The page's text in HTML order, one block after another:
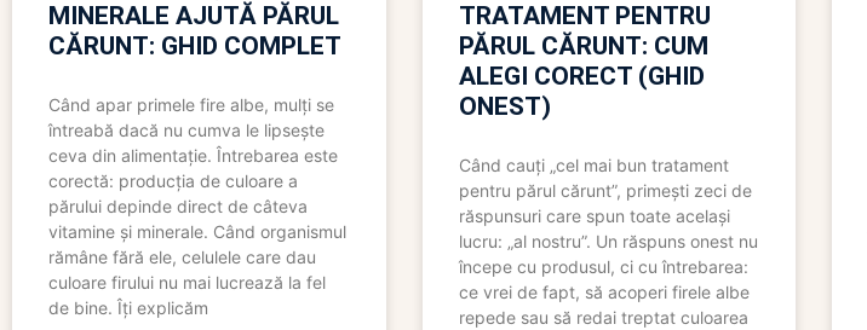
MINERALE AJUTĂ PĂRUL
CĂRUNT: GHID COMPLET
Când apar primele fire albe, mulți se
întreabă dacă nu cumva le lipsește
ceva din alimentație. Întrebarea este
corectă: producția de culoare a
părului depinde direct de câteva
vitamine și minerale. Când organismul
rămâne fără ele, celulele care dau
culoare firului nu mai lucrează la fel
de bine. Îți explicăm
TRATAMENT PENTRU
PĂRUL CĂRUNT: CUM
ALEGI CORECT (GHID
ONEST)
Când cauți „cel mai bun tratament
pentru părul cărunt”, primești zeci de
răspunsuri care spun toate același
lucru: „al nostru”. Un răspuns onest nu
începe cu produsul, ci cu întrebarea:
ce vrei de fapt, să acoperi firele albe
repede sau să redai treptat culoarea